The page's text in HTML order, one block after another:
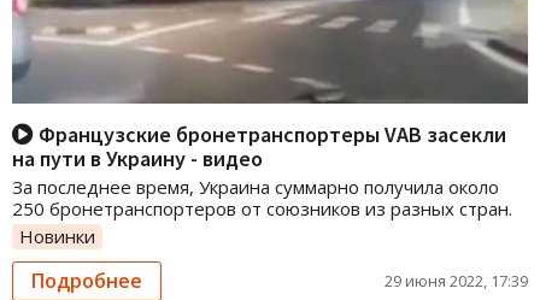
Французские бронетранспортеры VAB засекли
на пути в Украину - видео
За последнее время, Украина суммарно получила около
250 бронетранспортеров от союзников из разных стран.
Новинки
Подробнее 29 июня 2022, 17:39